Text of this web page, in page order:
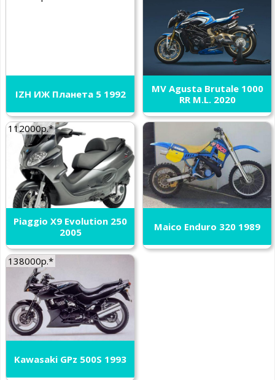
IZH ИЖ Планета 5 1992
MV Agusta Brutale 1000
RR M.L. 2020
112000р.*
Piaggio X9 Evolution 250
2005
Maico Enduro 320 1989
138000р.*
Kawasaki GPz 500S 1993